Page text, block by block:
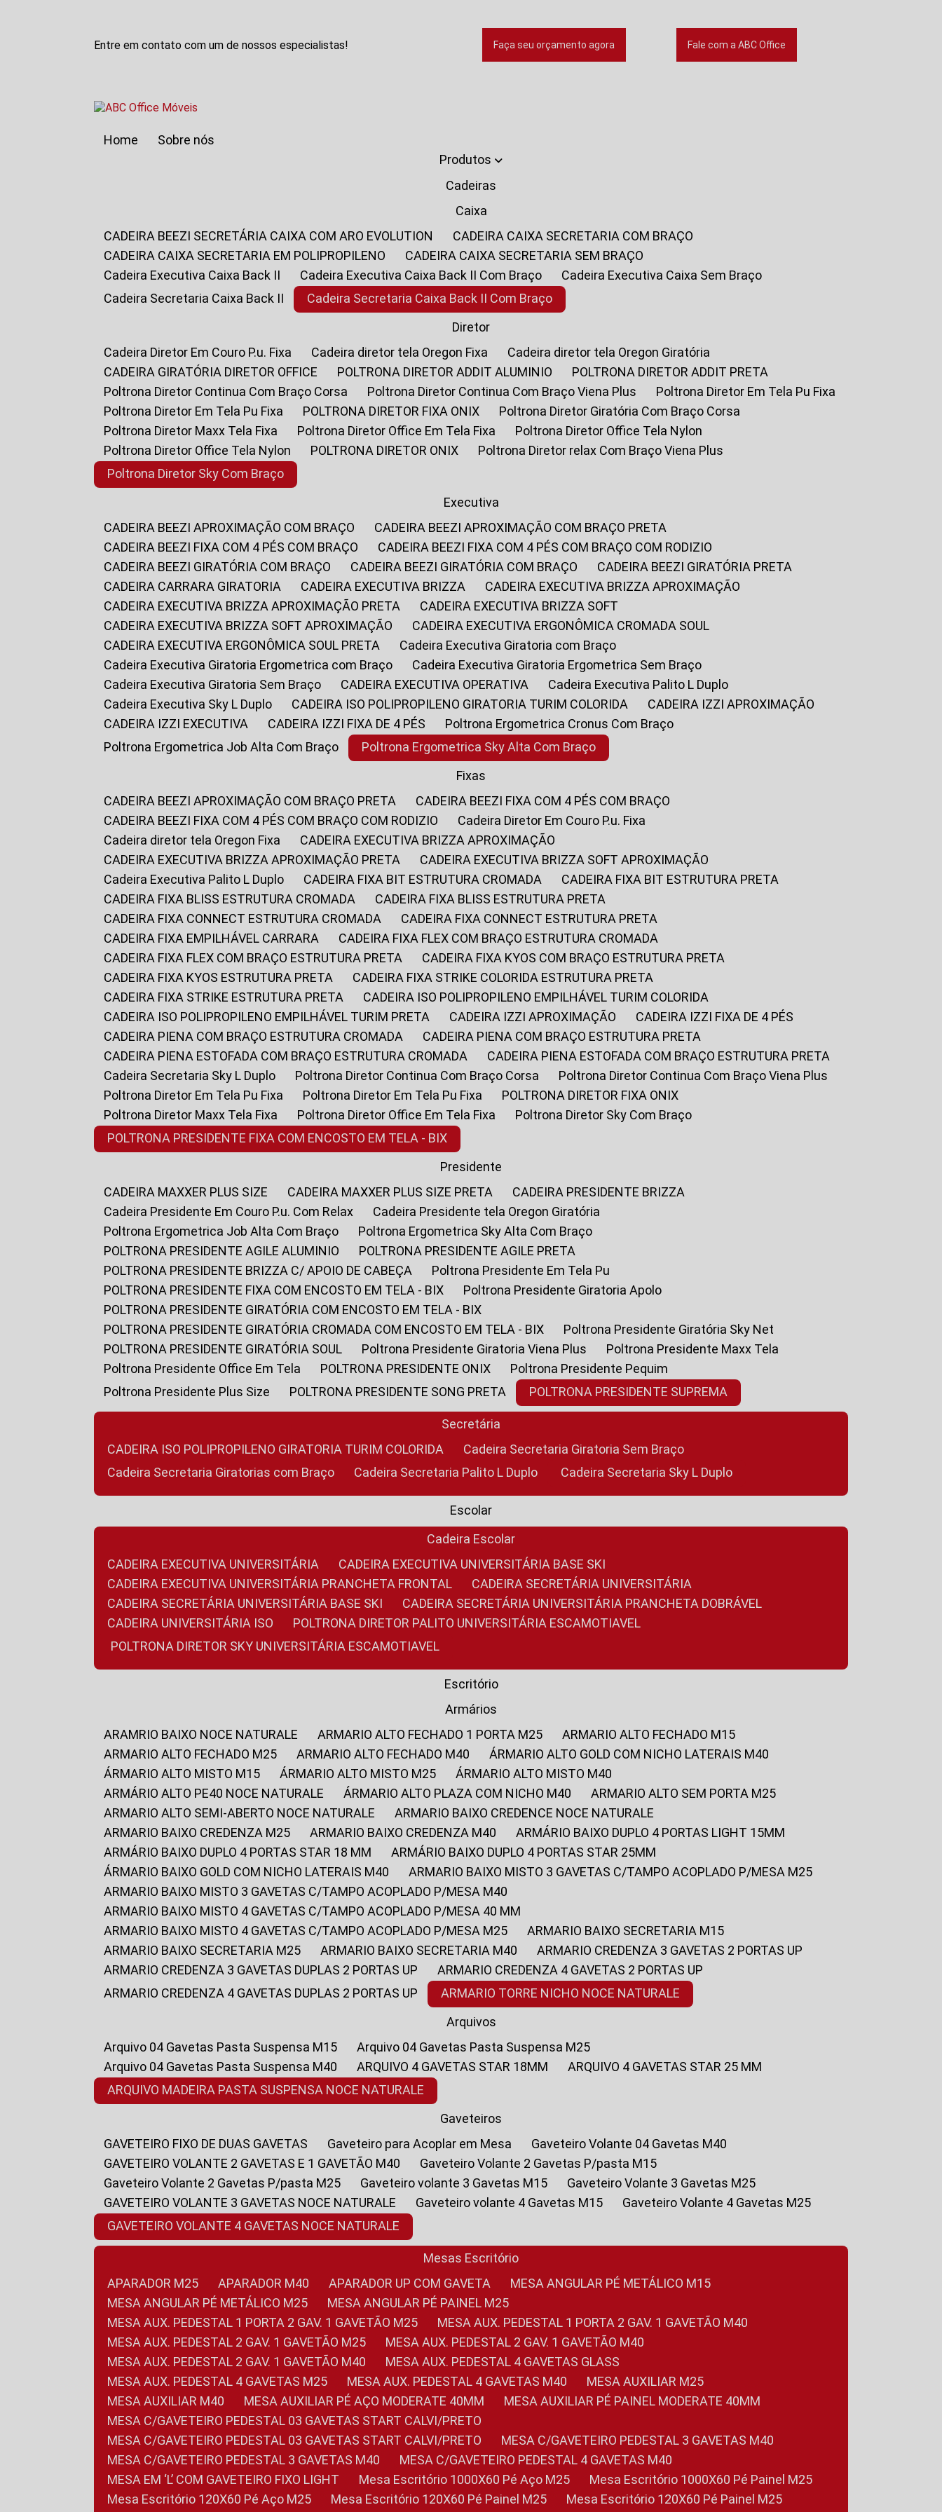
Entre em contato com um de nossos especialistas! Faça seu orçamento agora Fale com a ABC Office
Home
Sobre nós
Produtos
Cadeiras
Caixa
CADEIRA BEEZI SECRETÁRIA CAIXA COM ARO EVOLUTION
CADEIRA CAIXA SECRETARIA COM BRAÇO
CADEIRA CAIXA SECRETARIA EM POLIPROPILENO
CADEIRA CAIXA SECRETARIA SEM BRAÇO
Cadeira Executiva Caixa Back II
Cadeira Executiva Caixa Back II Com Braço
Cadeira Executiva Caixa Sem Braço
Cadeira Secretaria Caixa Back II
Cadeira Secretaria Caixa Back II Com Braço
Diretor
Cadeira Diretor Em Couro P.u. Fixa
Cadeira diretor tela Oregon Fixa
Cadeira diretor tela Oregon Giratória
CADEIRA GIRATÓRIA DIRETOR OFFICE
POLTRONA DIRETOR ADDIT ALUMINIO
POLTRONA DIRETOR ADDIT PRETA
Poltrona Diretor Continua Com Braço Corsa
Poltrona Diretor Continua Com Braço Viena Plus
Poltrona Diretor Em Tela Pu Fixa
Poltrona Diretor Em Tela Pu Fixa
POLTRONA DIRETOR FIXA ONIX
Poltrona Diretor Giratória Com Braço Corsa
Poltrona Diretor Maxx Tela Fixa
Poltrona Diretor Office Em Tela Fixa
Poltrona Diretor Office Tela Nylon
Poltrona Diretor Office Tela Nylon
POLTRONA DIRETOR ONIX
Poltrona Diretor relax Com Braço Viena Plus
Poltrona Diretor Sky Com Braço
Executiva
CADEIRA BEEZI APROXIMAÇÃO COM BRAÇO
CADEIRA BEEZI APROXIMAÇÃO COM BRAÇO PRETA
CADEIRA BEEZI FIXA COM 4 PÉS COM BRAÇO
CADEIRA BEEZI FIXA COM 4 PÉS COM BRAÇO COM RODIZIO
CADEIRA BEEZI GIRATÓRIA COM BRAÇO
CADEIRA BEEZI GIRATÓRIA COM BRAÇO
CADEIRA BEEZI GIRATÓRIA PRETA
CADEIRA CARRARA GIRATORIA
CADEIRA EXECUTIVA BRIZZA
CADEIRA EXECUTIVA BRIZZA APROXIMAÇÃO
CADEIRA EXECUTIVA BRIZZA APROXIMAÇÃO PRETA
CADEIRA EXECUTIVA BRIZZA SOFT
CADEIRA EXECUTIVA BRIZZA SOFT APROXIMAÇÃO
CADEIRA EXECUTIVA ERGONÔMICA CROMADA SOUL
CADEIRA EXECUTIVA ERGONÔMICA SOUL PRETA
Cadeira Executiva Giratoria com Braço
Cadeira Executiva Giratoria Ergometrica com Braço
Cadeira Executiva Giratoria Ergometrica Sem Braço
Cadeira Executiva Giratoria Sem Braço
CADEIRA EXECUTIVA OPERATIVA
Cadeira Executiva Palito L Duplo
Cadeira Executiva Sky L Duplo
CADEIRA ISO POLIPROPILENO GIRATORIA TURIM COLORIDA
CADEIRA IZZI APROXIMAÇÃO
CADEIRA IZZI EXECUTIVA
CADEIRA IZZI FIXA DE 4 PÉS
Poltrona Ergometrica Cronus Com Braço
Poltrona Ergometrica Job Alta Com Braço
Poltrona Ergometrica Sky Alta Com Braço
Fixas
CADEIRA BEEZI APROXIMAÇÃO COM BRAÇO PRETA
CADEIRA BEEZI FIXA COM 4 PÉS COM BRAÇO
CADEIRA BEEZI FIXA COM 4 PÉS COM BRAÇO COM RODIZIO
Cadeira Diretor Em Couro P.u. Fixa
Cadeira diretor tela Oregon Fixa
CADEIRA EXECUTIVA BRIZZA APROXIMAÇÃO
CADEIRA EXECUTIVA BRIZZA APROXIMAÇÃO PRETA
CADEIRA EXECUTIVA BRIZZA SOFT APROXIMAÇÃO
Cadeira Executiva Palito L Duplo
CADEIRA FIXA BIT ESTRUTURA CROMADA
CADEIRA FIXA BIT ESTRUTURA PRETA
CADEIRA FIXA BLISS ESTRUTURA CROMADA
CADEIRA FIXA BLISS ESTRUTURA PRETA
CADEIRA FIXA CONNECT ESTRUTURA CROMADA
CADEIRA FIXA CONNECT ESTRUTURA PRETA
CADEIRA FIXA EMPILHÁVEL CARRARA
CADEIRA FIXA FLEX COM BRAÇO ESTRUTURA CROMADA
CADEIRA FIXA FLEX COM BRAÇO ESTRUTURA PRETA
CADEIRA FIXA KYOS COM BRAÇO ESTRUTURA PRETA
CADEIRA FIXA KYOS ESTRUTURA PRETA
CADEIRA FIXA STRIKE COLORIDA ESTRUTURA PRETA
CADEIRA FIXA STRIKE ESTRUTURA PRETA
CADEIRA ISO POLIPROPILENO EMPILHÁVEL TURIM COLORIDA
CADEIRA ISO POLIPROPILENO EMPILHÁVEL TURIM PRETA
CADEIRA IZZI APROXIMAÇÃO
CADEIRA IZZI FIXA DE 4 PÉS
CADEIRA PIENA COM BRAÇO ESTRUTURA CROMADA
CADEIRA PIENA COM BRAÇO ESTRUTURA PRETA
CADEIRA PIENA ESTOFADA COM BRAÇO ESTRUTURA CROMADA
CADEIRA PIENA ESTOFADA COM BRAÇO ESTRUTURA PRETA
Cadeira Secretaria Sky L Duplo
Poltrona Diretor Continua Com Braço Corsa
Poltrona Diretor Continua Com Braço Viena Plus
Poltrona Diretor Em Tela Pu Fixa
Poltrona Diretor Em Tela Pu Fixa
POLTRONA DIRETOR FIXA ONIX
Poltrona Diretor Maxx Tela Fixa
Poltrona Diretor Office Em Tela Fixa
Poltrona Diretor Sky Com Braço
POLTRONA PRESIDENTE FIXA COM ENCOSTO EM TELA - BIX
Presidente
CADEIRA MAXXER PLUS SIZE
CADEIRA MAXXER PLUS SIZE PRETA
CADEIRA PRESIDENTE BRIZZA
Cadeira Presidente Em Couro P.u. Com Relax
Cadeira Presidente tela Oregon Giratória
Poltrona Ergometrica Job Alta Com Braço
Poltrona Ergometrica Sky Alta Com Braço
POLTRONA PRESIDENTE AGILE ALUMINIO
POLTRONA PRESIDENTE AGILE PRETA
POLTRONA PRESIDENTE BRIZZA C/ APOIO DE CABEÇA
Poltrona Presidente Em Tela Pu
POLTRONA PRESIDENTE FIXA COM ENCOSTO EM TELA - BIX
Poltrona Presidente Giratoria Apolo
POLTRONA PRESIDENTE GIRATÓRIA COM ENCOSTO EM TELA - BIX
POLTRONA PRESIDENTE GIRATÓRIA CROMADA COM ENCOSTO EM TELA - BIX
Poltrona Presidente Giratória Sky Net
POLTRONA PRESIDENTE GIRATÓRIA SOUL
Poltrona Presidente Giratoria Viena Plus
Poltrona Presidente Maxx Tela
Poltrona Presidente Office Em Tela
POLTRONA PRESIDENTE ONIX
Poltrona Presidente Pequim
Poltrona Presidente Plus Size
POLTRONA PRESIDENTE SONG PRETA POLTRONA PRESIDENTE SUPREMA
Secretária
CADEIRA ISO POLIPROPILENO GIRATORIA TURIM COLORIDA
Cadeira Secretaria Giratoria Sem Braço
Cadeira Secretaria Giratorias com Braço
Cadeira Secretaria Palito L Duplo Cadeira Secretaria Sky L Duplo
Escolar
Cadeira Escolar
CADEIRA EXECUTIVA UNIVERSITÁRIA
CADEIRA EXECUTIVA UNIVERSITÁRIA BASE SKI
CADEIRA EXECUTIVA UNIVERSITÁRIA PRANCHETA FRONTAL
CADEIRA SECRETÁRIA UNIVERSITÁRIA
CADEIRA SECRETÁRIA UNIVERSITÁRIA BASE SKI
CADEIRA SECRETÁRIA UNIVERSITÁRIA PRANCHETA DOBRÁVEL
CADEIRA UNIVERSITÁRIA ISO
POLTRONA DIRETOR PALITO UNIVERSITÁRIA ESCAMOTIAVEL
POLTRONA DIRETOR SKY UNIVERSITÁRIA ESCAMOTIAVEL
Escritório
Armários
ARAMRIO BAIXO NOCE NATURALE
ARMARIO ALTO FECHADO 1 PORTA M25
ARMARIO ALTO FECHADO M15
ARMARIO ALTO FECHADO M25
ARMARIO ALTO FECHADO M40
ÁRMARIO ALTO GOLD COM NICHO LATERAIS M40
ÁRMARIO ALTO MISTO M15
ÁRMARIO ALTO MISTO M25
ÁRMARIO ALTO MISTO M40
ARMÁRIO ALTO PE40 NOCE NATURALE
ÁRMARIO ALTO PLAZA COM NICHO M40
ARMARIO ALTO SEM PORTA M25
ARMARIO ALTO SEMI-ABERTO NOCE NATURALE
ARMARIO BAIXO CREDENCE NOCE NATURALE
ARMARIO BAIXO CREDENZA M25
ARMARIO BAIXO CREDENZA M40
ARMÁRIO BAIXO DUPLO 4 PORTAS LIGHT 15MM
ARMÁRIO BAIXO DUPLO 4 PORTAS STAR 18 MM
ARMÁRIO BAIXO DUPLO 4 PORTAS STAR 25MM
ÁRMARIO BAIXO GOLD COM NICHO LATERAIS M40
ARMARIO BAIXO MISTO 3 GAVETAS C/TAMPO ACOPLADO P/MESA M25
ARMARIO BAIXO MISTO 3 GAVETAS C/TAMPO ACOPLADO P/MESA M40
ARMARIO BAIXO MISTO 4 GAVETAS C/TAMPO ACOPLADO P/MESA 40 MM
ARMARIO BAIXO MISTO 4 GAVETAS C/TAMPO ACOPLADO P/MESA M25
ARMARIO BAIXO SECRETARIA M15
ARMARIO BAIXO SECRETARIA M25
ARMARIO BAIXO SECRETARIA M40
ARMARIO CREDENZA 3 GAVETAS 2 PORTAS UP
ARMARIO CREDENZA 3 GAVETAS DUPLAS 2 PORTAS UP
ARMARIO CREDENZA 4 GAVETAS 2 PORTAS UP
ARMARIO CREDENZA 4 GAVETAS DUPLAS 2 PORTAS UP
ARMARIO TORRE NICHO NOCE NATURALE
Arquivos
Arquivo 04 Gavetas Pasta Suspensa M15
Arquivo 04 Gavetas Pasta Suspensa M25
Arquivo 04 Gavetas Pasta Suspensa M40
ARQUIVO 4 GAVETAS STAR 18MM
ARQUIVO 4 GAVETAS STAR 25 MM
ARQUIVO MADEIRA PASTA SUSPENSA NOCE NATURALE
Gaveteiros
GAVETEIRO FIXO DE DUAS GAVETAS
Gaveteiro para Acoplar em Mesa
Gaveteiro Volante 04 Gavetas M40
GAVETEIRO VOLANTE 2 GAVETAS E 1 GAVETÃO M40
Gaveteiro Volante 2 Gavetas P/pasta M15
Gaveteiro Volante 2 Gavetas P/pasta M25
Gaveteiro volante 3 Gavetas M15
Gaveteiro Volante 3 Gavetas M25
GAVETEIRO VOLANTE 3 GAVETAS NOCE NATURALE
Gaveteiro volante 4 Gavetas M15
Gaveteiro Volante 4 Gavetas M25
GAVETEIRO VOLANTE 4 GAVETAS NOCE NATURALE
Mesas Escritório
APARADOR M25
APARADOR M40 APARADOR UP COM GAVETA
MESA ANGULAR PÉ METÁLICO M15
MESA ANGULAR PÉ METÁLICO M25
MESA ANGULAR PÉ PAINEL M25
MESA AUX. PEDESTAL 1 PORTA 2 GAV. 1 GAVETÃO M25
MESA AUX. PEDESTAL 1 PORTA 2 GAV. 1 GAVETÃO M40
MESA AUX. PEDESTAL 2 GAV. 1 GAVETÃO M25
MESA AUX. PEDESTAL 2 GAV. 1 GAVETÃO M40
MESA AUX. PEDESTAL 2 GAV. 1 GAVETÃO M40
MESA AUX. PEDESTAL 4 GAVETAS GLASS
MESA AUX. PEDESTAL 4 GAVETAS M25
MESA AUX. PEDESTAL 4 GAVETAS M40
MESA AUXILIAR M25
MESA AUXILIAR M40
MESA AUXILIAR PÉ AÇO MODERATE 40MM
MESA AUXILIAR PÉ PAINEL MODERATE 40MM
MESA C/GAVETEIRO PEDESTAL 03 GAVETAS START CALVI/PRETO
MESA C/GAVETEIRO PEDESTAL 03 GAVETAS START CALVI/PRETO
MESA C/GAVETEIRO PEDESTAL 3 GAVETAS M40
MESA C/GAVETEIRO PEDESTAL 3 GAVETAS M40
MESA C/GAVETEIRO PEDESTAL 4 GAVETAS M40
MESA EM ‘L’ COM GAVETEIRO FIXO LIGHT
Mesa Escritório 1000X60 Pé Aço M25
Mesa Escritório 1000X60 Pé Painel M25
Mesa Escritório 120X60 Pé Aço M25
Mesa Escritório 120X60 Pé Painel M25
Mesa Escritório 120X60 Pé Painel M25